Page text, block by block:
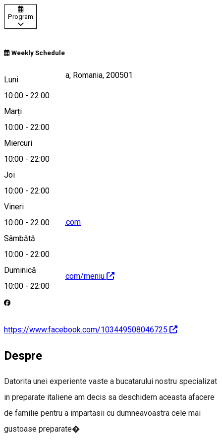
Program
Weekly Schedule
Luni
10:00 - 22:00
Marți
10:00 - 22:00
Miercuri
10:00 - 22:00
Joi
10:00 - 22:00
Vineri
10:00 - 22:00
Sâmbătă
10:00 - 22:00
Duminică
10:00 - 22:00
Str. Spania, Craiova, Romania, 200501
Hartă
ezispizza@gmail.com
https://ezispizza.com/meniu
https://www.facebook.com/103449508046725
Despre
Datorita unei experiente vaste a bucatarului nostru specializat
in preparate italiene am decis sa deschidem aceasta afacere
de familie pentru a impartasii cu dumneavoastra cele mai
gustoase preparate�